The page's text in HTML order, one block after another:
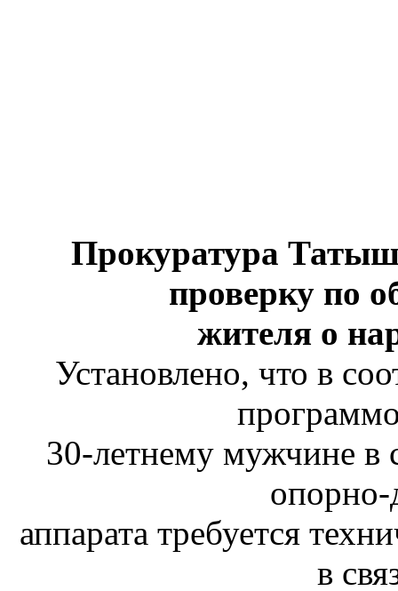
Прокуратура
проверку по
жителя о
Установлено, что в
30-летнему мужчине в
опорно-
аппарата требуется
в